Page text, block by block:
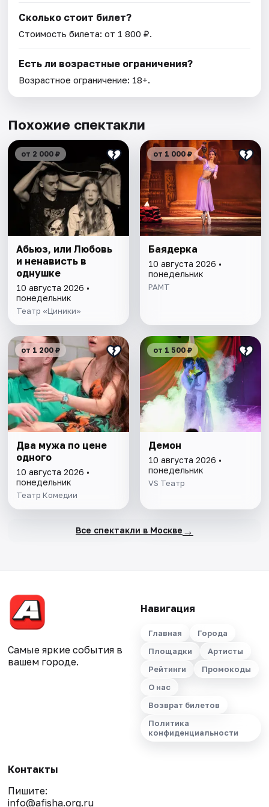
Сколько стоит билет?
Стоимость билета: от 1 800 ₽.
Есть ли возрастные ограничения?
Возрастное ограничение: 18+.
Похожие спектакли
от 2 000 ₽
Абьюз, или Любовь
и ненависть в
однушке
10 августа 2026 •
понедельник
Театр «Циники»
от 1 000 ₽
Баядерка
10 августа 2026 •
понедельник
РАМТ
от 1 200 ₽
Два мужа по цене
одного
10 августа 2026 •
понедельник
Театр Комедии
от 1 500 ₽
Демон
10 августа 2026 •
понедельник
VS Театр
Все спектакли в Москве →
Самые яркие события в
вашем городе.
Навигация
Главная
Города
Площадки
Артисты
Рейтинги
Промокоды
О нас
Возврат билетов
Политика
конфиденциальности
Контакты
Пишите:
info@afisha.org.ru